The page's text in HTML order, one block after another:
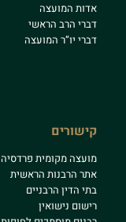
אדות המועצה
דברי הרב הראשי
דברי יו”ר המועצה
קישורים
מועצה מקומית פרדסיה
אתר הרבנות הראשית
בתי הדין הרבניים
רישום נישואין